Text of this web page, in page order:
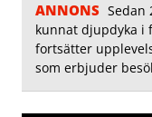
ANNONS Sedan
kunnat djupdyka i
fortsätter
som erbjuder